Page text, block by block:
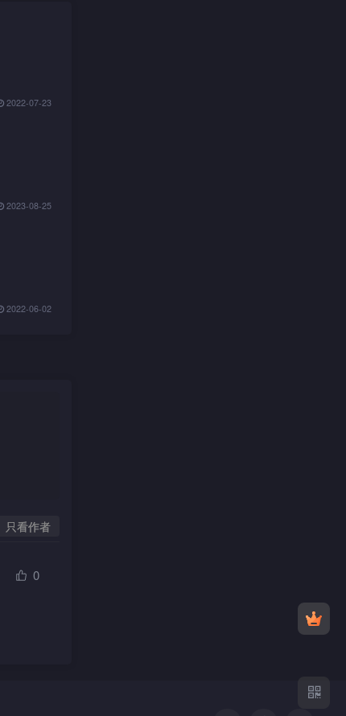
2022-07-23
2023-08-25
2022-06-02
只看作者
0